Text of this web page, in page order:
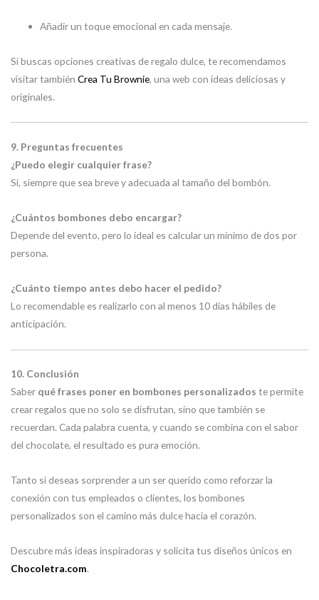
Añadir un toque emocional en cada mensaje.
Si buscas opciones creativas de regalo dulce, te recomendamos
visitar también Crea Tu Brownie, una web con ideas deliciosas y
originales.
9. Preguntas frecuentes
¿Puedo elegir cualquier frase?
Sí, siempre que sea breve y adecuada al tamaño del bombón.
¿Cuántos bombones debo encargar?
Depende del evento, pero lo ideal es calcular un mínimo de dos por
persona.
¿Cuánto tiempo antes debo hacer el pedido?
Lo recomendable es realizarlo con al menos 10 días hábiles de
anticipación.
10. Conclusión
Saber qué frases poner en bombones personalizados te permite
crear regalos que no solo se disfrutan, sino que también se
recuerdan. Cada palabra cuenta, y cuando se combina con el sabor
del chocolate, el resultado es pura emoción.
Tanto si deseas sorprender a un ser querido como reforzar la
conexión con tus empleados o clientes, los bombones
personalizados son el camino más dulce hacia el corazón.
Descubre más ideas inspiradoras y solicita tus diseños únicos en
Chocoletra.com.